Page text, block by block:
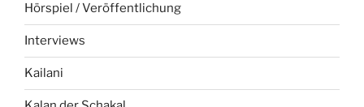
Hörspiel / Veröffentlichung
Interviews
Kailani